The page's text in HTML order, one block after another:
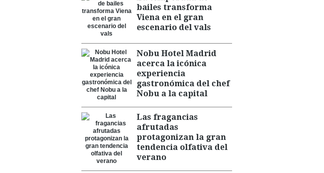
bailes transforma
Viena en el gran
escenario del vals
Nobu Hotel Madrid
acerca la icónica
experiencia
gastronómica del chef
Nobu a la capital
Las fragancias
afrutadas
protagonizan la gran
tendencia olfativa del
verano